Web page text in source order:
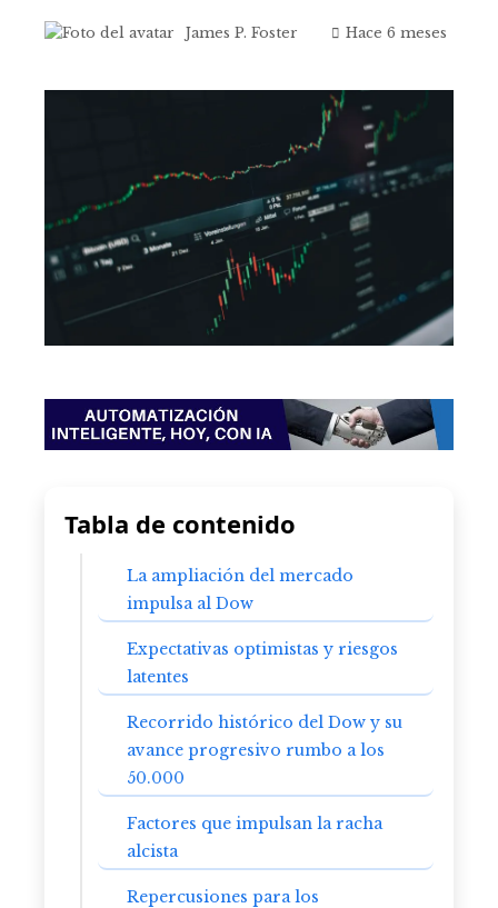
James P. Foster Hace 6 meses
Tabla de contenido
La ampliación del mercado
impulsa al Dow
Expectativas optimistas y riesgos
latentes
Recorrido histórico del Dow y su
avance progresivo rumbo a los
50.000
Factores que impulsan la racha
alcista
Repercusiones para los